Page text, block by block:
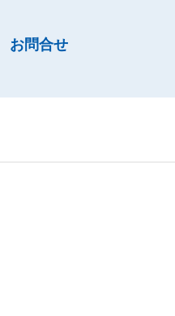
お問合せ